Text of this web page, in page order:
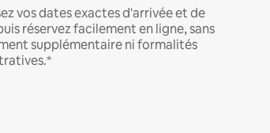
vos dates exactes d'arrivée et de
réservez facilement en ligne, sans
supplémentaire ni formalités